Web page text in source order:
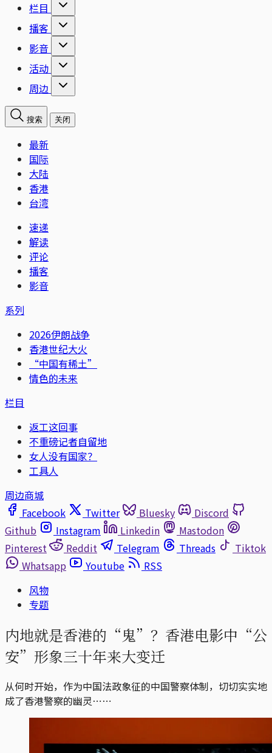
栏目
播客
影音
活动
周边
搜索 关闭
最新
国际
大陆
香港
台湾
速递
解读
评论
播客
影音
系列
2026伊朗战争
香港世纪大火
“中国有稀土”
情色的未来
栏目
返工这回事
不重磅记者自留地
女人没有国家？
工具人
周边商城
Facebook
Twitter Bluesky
Discord
Github
Instagram Linkedin
Mastodon
Pinterest
Reddit Telegram Threads
Tiktok
Whatsapp
Youtube
RSS
风物
专题
内地就是香港的“鬼”？香港电影中“公
安”形象三十年来大变迁
从何时开始，作为中国法政象征的中国警察体制，切切实实地
成了香港警察的幽灵⋯⋯